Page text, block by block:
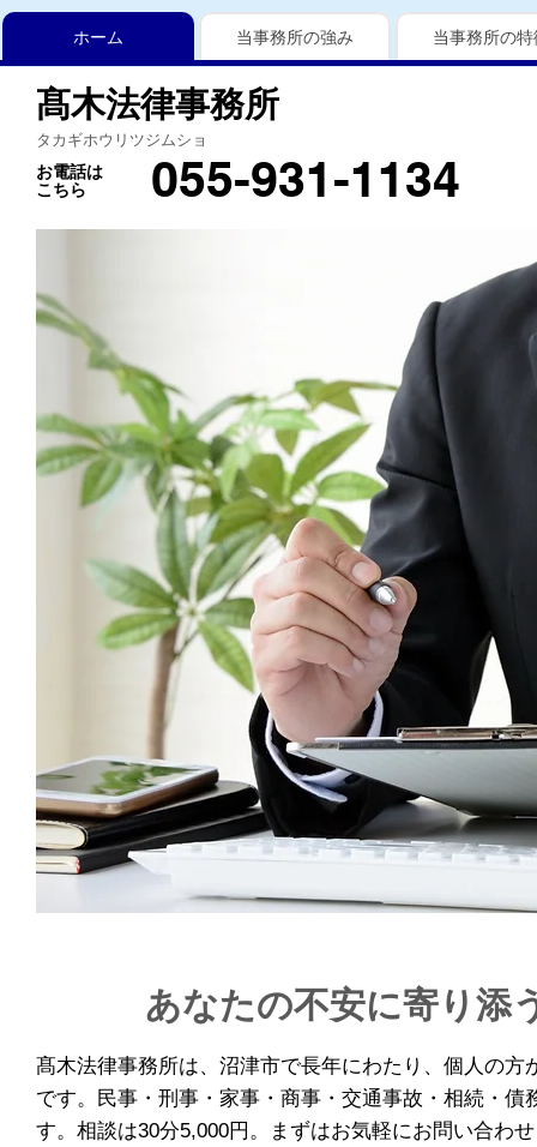
ホーム 当事務所の強み 当事務所の特
髙木法律事務所
タカギホウリツジムショ
お電話は
こちら
055-931-1134
あなたの不安に寄り添
髙木法律事務所は、沼津市で長年にわたり、個人の
です。民事・刑事・家事・商事・交通事故・相続・
す。相談は30分5,000円。まずはお気軽にお問い合わ